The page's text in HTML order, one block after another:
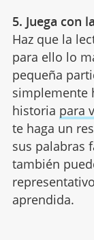
5. Juega con
Haz que la
para ello lo
pequeña
simplemente
historia para
te haga un
sus palabras
también
aprendida.